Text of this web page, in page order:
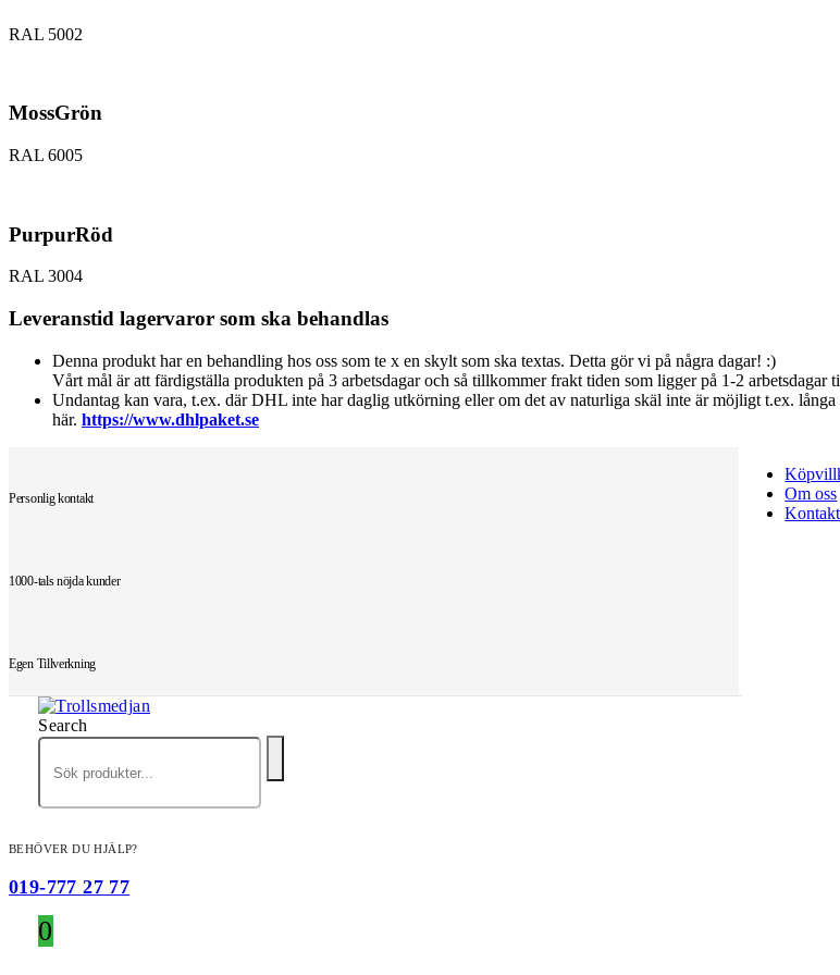
RAL 5002
MossGrön
RAL 6005
PurpurRöd
RAL 3004
Leveranstid lagervaror som ska behandlas
Denna produkt har en behandling hos oss som te x en skylt som ska textas. Detta gör vi på några dagar! :)
Vårt mål är att färdigställa produkten på 3 arbetsdagar och så tillkommer frakt tiden som ligger på 1-2 arbetsdagar
Undantag kan vara, t.ex. där DHL inte har daglig utkörning eller om det av naturliga skäl inte är möjligt t.ex.
här. https://www.dhlpaket.se
Personlig kontakt
1000-tals nöjda kunder
Egen Tillverkning
Om oss
Search
BEHÖVER DU HJÄLP?
019-777 27 77
0